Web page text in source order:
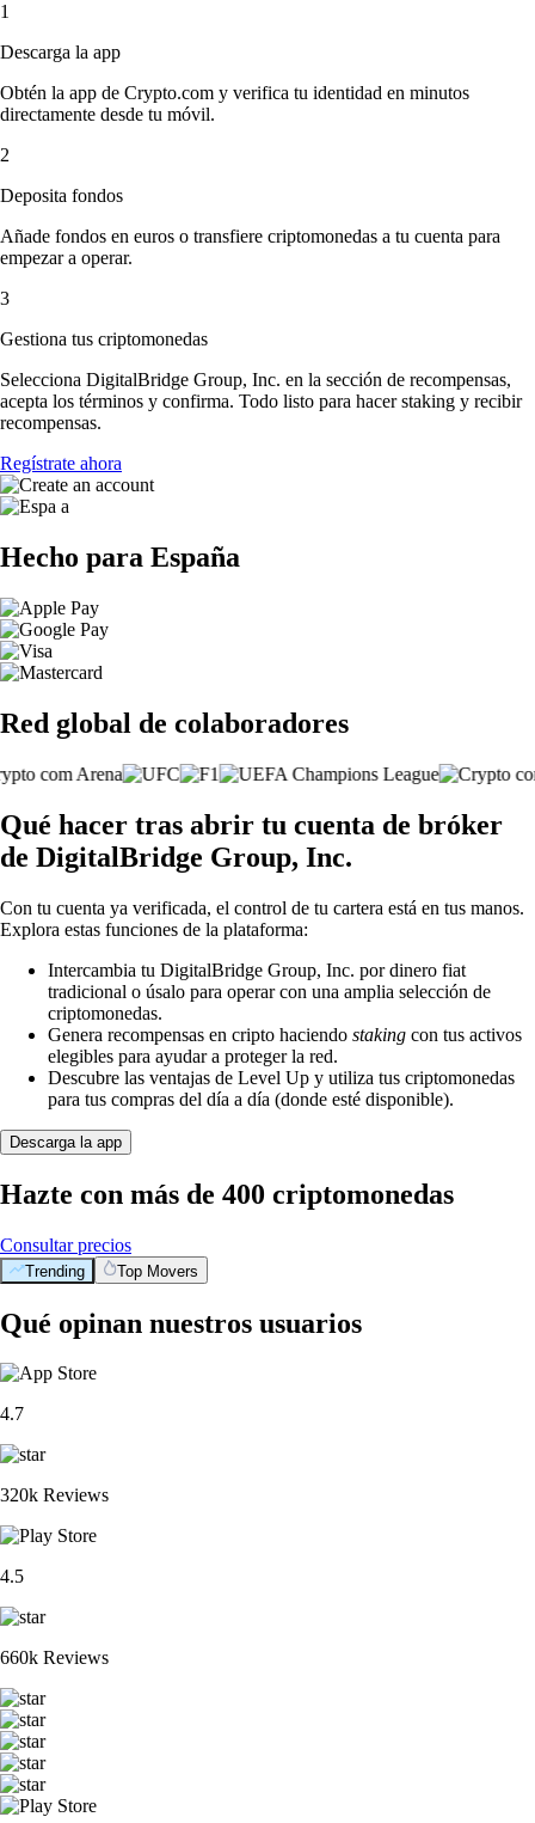
1
Descarga la app
Obtén la app de Crypto.com y verifica tu identidad en minutos
directamente desde tu móvil.
2
Deposita fondos
Añade fondos en euros o transfiere criptomonedas a tu cuenta para
empezar a operar.
3
Gestiona tus criptomonedas
Selecciona DigitalBridge Group, Inc. en la sección de recompensas,
acepta los términos y confirma. Todo listo para hacer staking y recibir
recompensas.
Regístrate ahora
Hecho para España
Red global de colaboradores
Qué hacer tras abrir tu cuenta de bróker
de DigitalBridge Group, Inc.
Con tu cuenta ya verificada, el control de tu cartera está en tus manos.
Explora estas funciones de la plataforma:
Intercambia tu DigitalBridge Group, Inc. por dinero fiat
tradicional o úsalo para operar con una amplia selección de
criptomonedas.
Genera recompensas en cripto haciendo staking con tus activos
elegibles para ayudar a proteger la red.
Descubre las ventajas de Level Up y utiliza tus criptomonedas
para tus compras del día a día (donde esté disponible).
Descarga la app
Hazte con más de 400 criptomonedas
Consultar precios
Trending Top Movers
Qué opinan nuestros usuarios
4.7
320k Reviews
4.5
660k Reviews